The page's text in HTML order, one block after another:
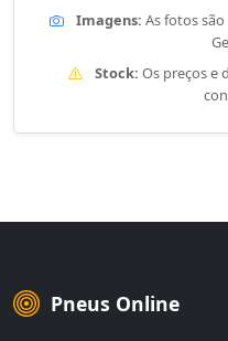
Imagens: As fotos
Stock: Os preços e
Pneus Online